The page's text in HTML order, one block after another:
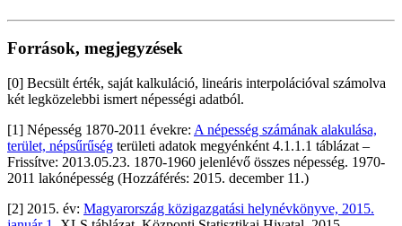
Források, megjegyzések
[0] Becsült érték, saját kalkuláció, lineáris interpolációval számolva
két legközelebbi ismert népességi adatból.
[1] Népesség 1870-2011 évekre: A népesség számának alakulása,
terület, népsűrűség területi adatok megyénként 4.1.1.1 táblázat –
Frissítve: 2013.05.23. 1870-1960 jelenlévő összes népesség. 1970-
2011 lakónépesség (Hozzáférés: 2015. december 11.)
[2] 2015. év: Magyarország közigazgatási helynévkönyve, 2015.